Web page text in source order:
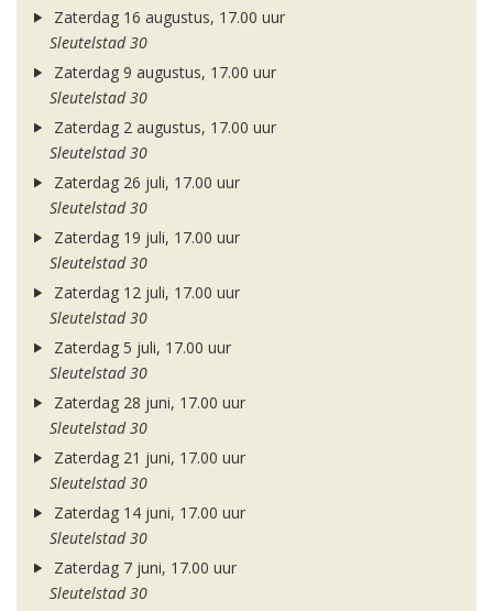
Zaterdag 16 augustus, 17.00 uur
Sleutelstad 30
Zaterdag 9 augustus, 17.00 uur
Sleutelstad 30
Zaterdag 2 augustus, 17.00 uur
Sleutelstad 30
Zaterdag 26 juli, 17.00 uur
Sleutelstad 30
Zaterdag 19 juli, 17.00 uur
Sleutelstad 30
Zaterdag 12 juli, 17.00 uur
Sleutelstad 30
Zaterdag 5 juli, 17.00 uur
Sleutelstad 30
Zaterdag 28 juni, 17.00 uur
Sleutelstad 30
Zaterdag 21 juni, 17.00 uur
Sleutelstad 30
Zaterdag 14 juni, 17.00 uur
Sleutelstad 30
Zaterdag 7 juni, 17.00 uur
Sleutelstad 30